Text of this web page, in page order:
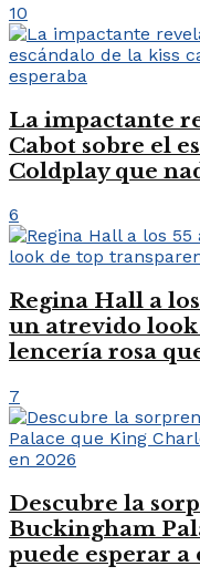
10
La impactante
Cabot sobre el
Coldplay que
6
Regina Hall a
un atrevido
lencería rosa
7
Descubre la
Buckingham
puede esperar